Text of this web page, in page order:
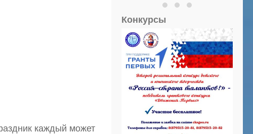
каждый может
Конкурсы